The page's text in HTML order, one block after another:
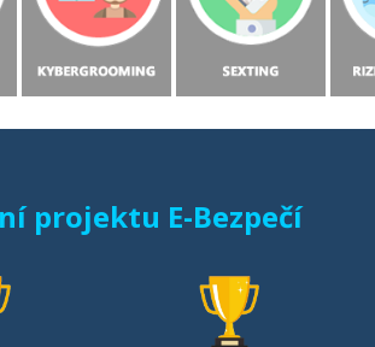
projektu E-Bezpečí